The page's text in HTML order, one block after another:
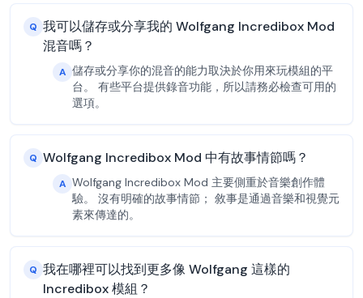
Q 我可以儲存或分享我的 Wolfgang Incredibox Mod
混音嗎？
A 儲存或分享你的混音的能力取決於你用來玩模組的平
台。 有些平台提供錄音功能，所以請務必檢查可用的
選項。
Q Wolfgang Incredibox Mod 中有故事情節嗎？
A Wolfgang Incredibox Mod 主要側重於音樂創作體
驗。 沒有明確的故事情節； 敘事是通過音樂和視覺元
素來傳達的。
Q 我在哪裡可以找到更多像 Wolfgang 這樣的
Incredibox 模組？